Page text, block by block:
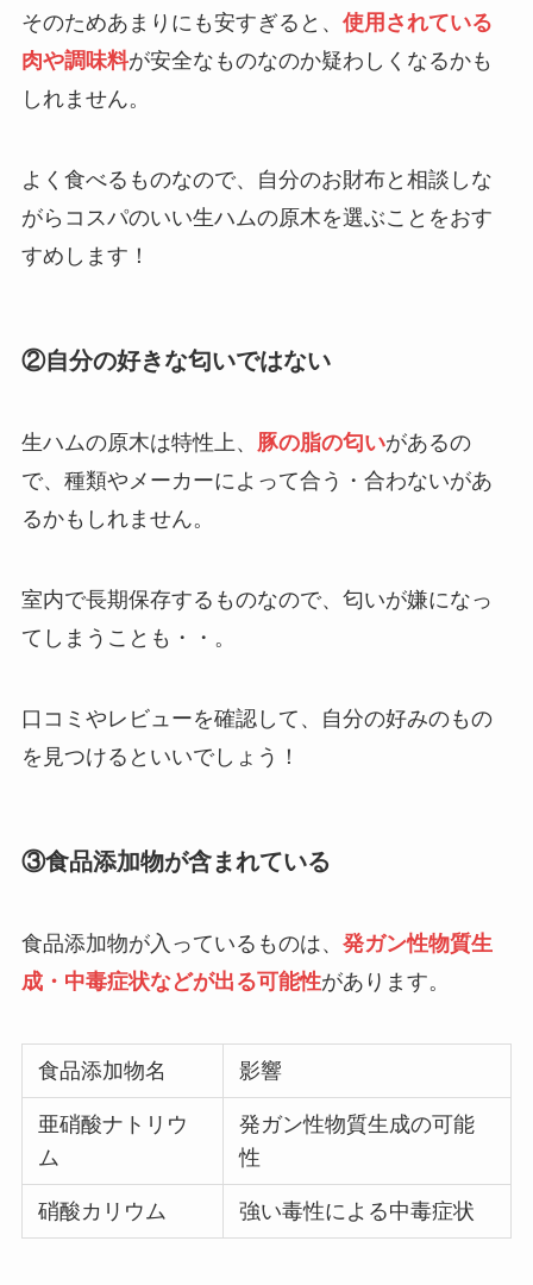
買ってはいけないゲーミングチェアの特徴
ヨークシャテリアを飼ってはいけない理由
は？後悔した人の口コミを紹介！
買ってはいけないまつげ美容液の特徴は？
口コミを紹介！
もずく酢が危険と言われる理由は？デメリ
ットや効果をどこよりも詳しく紹介！
買ってはいけない豆乳の特徴は？危険で体
に悪いメーカーはある？正しい選び方・お
すすめを紹介！
煮干しが体に悪い理由は？デメリットや後
悔した人の口コミを紹介！
そのためあまりにも安すぎると、 使用されている
肉や調味料が安全なものなのか疑わしくなるかも
しれません。
よく食べるものなので、自分のお財布と相談しな
がらコスパのいい生ハムの原木を選ぶことをおす
すめします！
②自分の好きな匂いではない
生ハムの原木は特性上、 豚の脂の匂いがあるの
で、種類やメーカーによって合う・合わないがあ
るかもしれません。
室内で長期保存するものなので、匂いが嫌になっ
てしまうことも・・。
口コミやレビューを確認して、自分の好みのもの
を見つけるといいでしょう！
③食品添加物が含まれている
食品添加物が入っているものは、 発ガン性物質生
成・中毒症状などが出る可能性があります。
食品添加物名 影響
亜硝酸ナトリウ
ム
発ガン性物質生成の可能
性
硝酸カリウム 強い毒性による中毒症状